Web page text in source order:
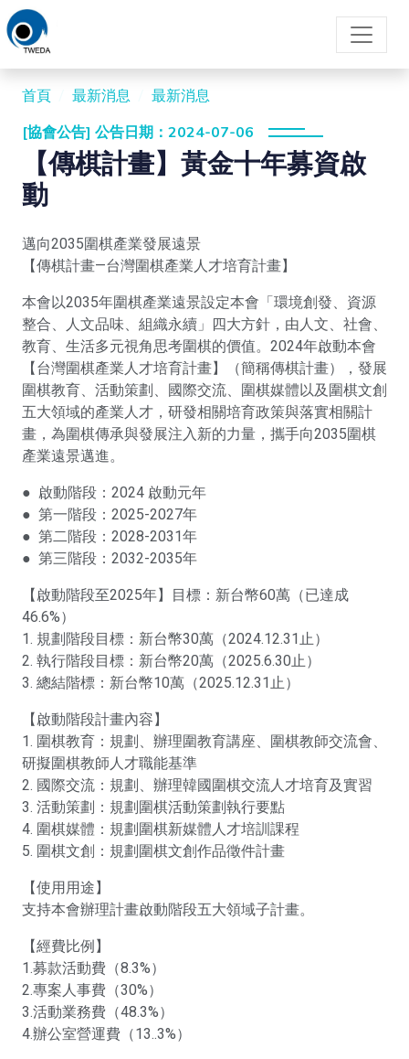
首頁 最新消息 最新消息
[協會公告] 公告日期：2024-07-06
【傳棋計畫】黃金十年募資啟
動
邁向2035圍棋產業發展遠景
【傳棋計畫—台灣圍棋產業人才培育計畫】
本會以2035年圍棋產業遠景設定本會「環境創發、資源
整合、人文品味、組織永續」四大方針，由人文、社會、
教育、生活多元視角思考圍棋的價值。2024年啟動本會
【台灣圍棋產業人才培育計畫】（簡稱傳棋計畫），發展
圍棋教育、活動策劃、國際交流、圍棋媒體以及圍棋文創
五大領域的產業人才，研發相關培育政策與落實相關計
畫，為圍棋傳承與發展注入新的力量，攜手向2035圍棋
產業遠景邁進。
● 啟動階段：2024 啟動元年
● 第一階段：2025-2027年
● 第二階段：2028-2031年
● 第三階段：2032-2035年
【啟動階段至2025年】目標：新台幣60萬（已達成
46.6%）
1. 規劃階段目標：新台幣30萬（2024.12.31止）
2. 執行階段目標：新台幣20萬（2025.6.30止）
3. 總結階標：新台幣10萬（2025.12.31止）
【啟動階段計畫內容】
1. 圍棋教育：規劃、辦理圍教育講座、圍棋教師交流會、
研擬圍棋教師人才職能基準
2. 國際交流：規劃、辦理韓國圍棋交流人才培育及實習
3. 活動策劃：規劃圍棋活動策劃執行要點
4. 圍棋媒體：規劃圍棋新媒體人才培訓課程
5. 圍棋文創：規劃圍棋文創作品徵件計畫
【使用用途】
支持本會辦理計畫啟動階段五大領域子計畫。
【經費比例】
1.募款活動費（8.3%）
2.專案人事費（30%）
3.活動業務費（48.3%）
4.辦公室營運費（13..3%）